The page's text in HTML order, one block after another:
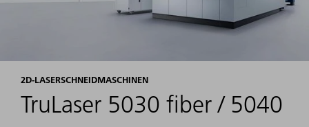
2D-LASERSCHNEIDMASCHINEN
TruLaser 5030 fiber / 5040